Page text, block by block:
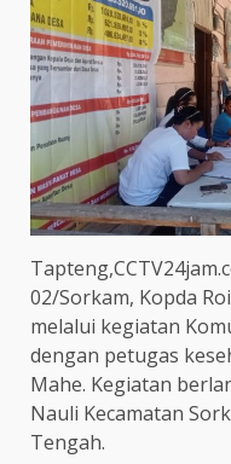
02/Sorkam, Kopda
melalui kegiatan
dengan petugas
Mahe. Kegiatan
Nauli Kecamatan
Tengah.